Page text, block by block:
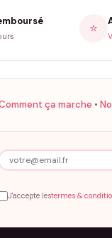
⭐
ça marche •
J'accepte lestermes &